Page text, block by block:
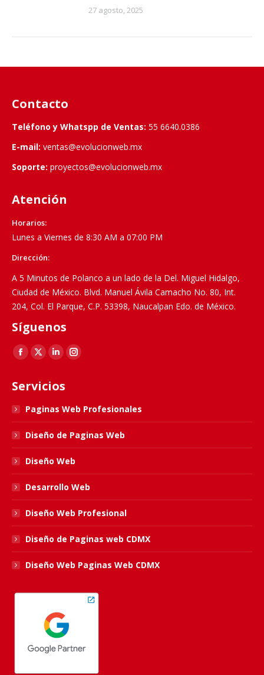
27 agosto, 2025
Contacto
Teléfono y Whatspp de Ventas: 55 6640.0386
E-mail: ventas@evolucionweb.mx
Soporte: proyectos@evolucionweb.mx
Atención
Horarios:
Lunes a Viernes de 8:30 AM a 07:00 PM
Dirección:
A 5 Minutos de Polanco a un lado de la Del. Miguel Hidalgo,
Ciudad de México. Blvd. Manuel Ávila Camacho No. 80, Int.
204, Col. El Parque, C.P. 53398, Naucalpan Edo. de México.
Síguenos
Find us on:
Facebook
opens
in
new
window
X
opens
in
new
window
Linkedin
opens
new
window
Instagram
in
new
window
Servicios
Paginas Web Profesionales
Diseño de Paginas Web
Diseño Web
Desarrollo Web
Diseño Web Profesional
Diseño de Paginas web CDMX
Diseño Web Paginas Web CDMX